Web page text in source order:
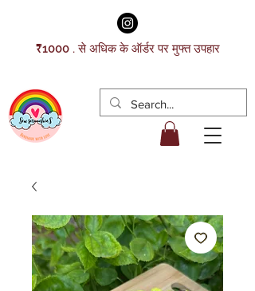
₹1000 . से अधिक के ऑर्डर पर मुफ्त उपहार